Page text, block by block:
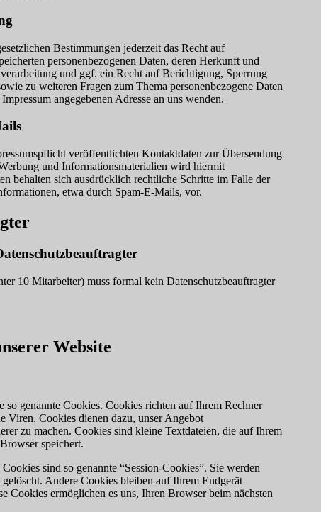
Bestimmungen jederzeit das Recht auf
personenbezogenen Daten, deren Herkunft und
und ggf. ein Recht auf Berichtigung, Sperrung
zu weiteren Fragen zum Thema personenbezogene Daten
angegebenen Adresse an uns wenden.
veröffentlichten Kontaktdaten zur Übersendung
und Informationsmaterialien wird hiermit
behalten sich ausdrücklich rechtliche Schritte im Falle der
etwa durch Spam-E-Mails, vor.
10 Mitarbeiter) muss formal kein Datenschutzbeauftragter
Website
so genannte Cookies. Cookies richten auf Ihrem Rechner
Viren. Cookies dienen dazu, unser Angebot
zu machen. Cookies sind kleine Textdateien, die auf Ihrem
speichert.
sind so genannte “Session-Cookies”. Sie werden
Andere Cookies bleiben auf Ihrem Endgerät
Cookies ermöglichen es uns, Ihren Browser beim nächsten